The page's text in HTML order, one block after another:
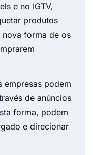
e no IGTV,
produtos
nova forma de os
empresas podem
de anúncios
forma, podem
e direcionar